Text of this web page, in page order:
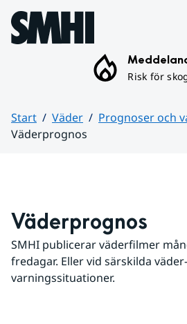
Hoppa till sidans innehåll
Risk för
Start Väder
Prognoser och
Väderprognos
Väderprognos
SMHI publicerar väderfilmer
fredagar. Eller vid särskilda
varningssituationer.